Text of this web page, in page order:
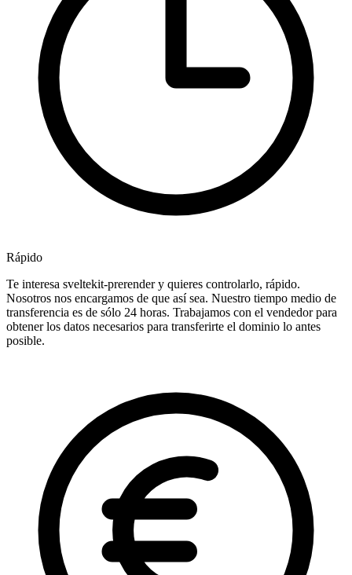
Rápido
Te interesa sveltekit-prerender y quieres controlarlo, rápido.
Nosotros nos encargamos de que así sea. Nuestro tiempo medio de
transferencia es de sólo 24 horas. Trabajamos con el vendedor para
obtener los datos necesarios para transferirte el dominio lo antes
posible.